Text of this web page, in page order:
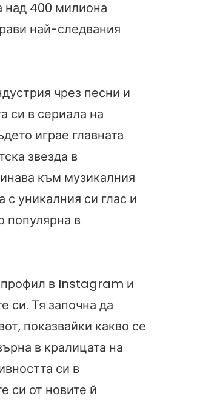
над 400 милиона
най-следвания
чрез песни и
си в сериала на
играе главната
звезда в
към музикалния
с уникалния си глас и
популярна в
профил в Instagram и
си. Тя започна да
показвайки какво се
в кралицата на
си в
си от новите й